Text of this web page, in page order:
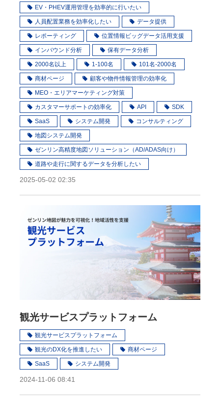
EV・PHEV運用管理を効率的に行いたい
人員配置業務を効率化したい データ提供
レポーティング 位置情報ビッグデータ活用支援
インバウンド分析 保有データ分析
2000名以上 1-100名 101名-2000名
商材ページ 顧客や物件情報管理の効率化
MEO・エリアマーケティング対策
カスタマーサポートの効率化 API SDK
SaaS システム開発 コンサルティング
地図システム開発
ゼンリン高精度地図ソリューション（AD/ADAS向け）
道路や走行に関するデータを分析したい
2025-05-02 02:35
観光サービスプラットフォーム
観光サービスプラットフォーム
観光のDX化を推進したい 商材ページ
SaaS システム開発
2024-11-06 08:41